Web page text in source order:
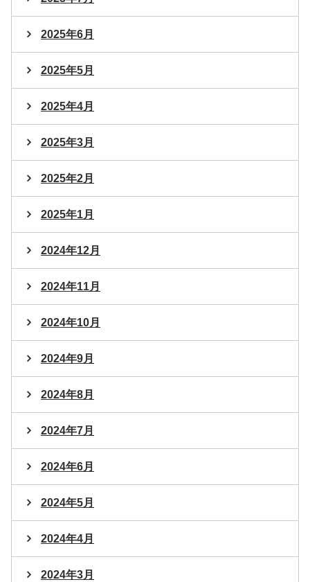
2025年6月
2025年5月
2025年4月
2025年3月
2025年2月
2025年1月
2024年12月
2024年11月
2024年10月
2024年9月
2024年8月
2024年7月
2024年6月
2024年5月
2024年4月
2024年3月